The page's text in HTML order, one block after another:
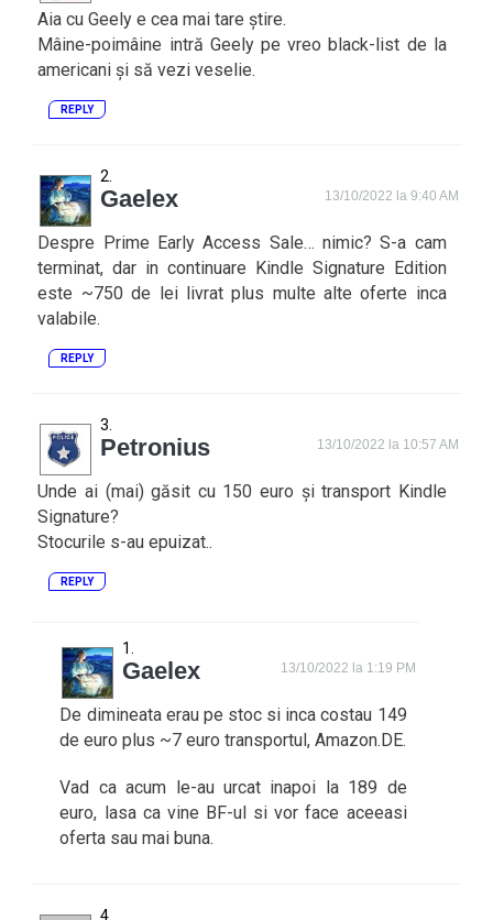
Aia cu Geely e cea mai tare știre.
Mâine-poimâine intră Geely pe vreo black-list de la
americani și să vezi veselie.
REPLY
Gaelex 13/10/2022 la 9:40 AM
Despre Prime Early Access Sale… nimic? S-a cam
terminat, dar in continuare Kindle Signature Edition
este ~750 de lei livrat plus multe alte oferte inca
valabile.
REPLY
Petronius 13/10/2022 la 10:57 AM
Unde ai (mai) găsit cu 150 euro și transport Kindle
Signature?
Stocurile s-au epuizat..
REPLY
Gaelex 13/10/2022 la 1:19 PM
De dimineata erau pe stoc si inca costau 149
de euro plus ~7 euro transportul, Amazon.DE.
Vad ca acum le-au urcat inapoi la 189 de
euro, lasa ca vine BF-ul si vor face aceeasi
oferta sau mai buna.